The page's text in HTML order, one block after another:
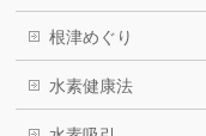
根津めぐり
水素健康法